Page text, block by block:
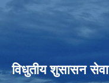
विधुतीय शुसासन सेवा